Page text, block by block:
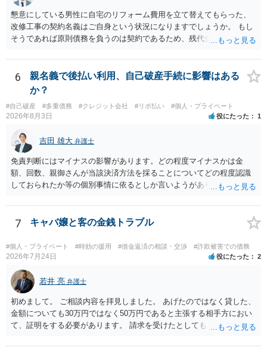
懇意にしている男性に自宅のリフォーム費用を立て替えてもらった、
改修工事の契約名義はご自身という状況になりますでしょうか。 もし
そうであれば原則債務を負うのは契約であるため、残代金を捻出して
ます。 入籍した場合でも、原則契約者が単独で全ての債務を負うこと
には変わりがありません。 なかなか対応に難しい案件であり、公開の
場でアドバイスを行うのも限界があるように思われますので、資料等
を持参のうえ個別に弁護士に相談されることをお勧めします。
6
親名義で後払い利用、自己破産手続に影響はある
か？
#自己破産 #多重債務 #クレジット会社 #リボ払い #個人・プライベート
2026年8月3日 役にたった 1
吉田 雄大 弁護士
免責判断にはマイナスの影響があります。どの程度マイナスかは金
額、回数、親御さんが当該決済方法を採ることについてどの程度認識
しておられたか等の個別事情に依るとしか言いようがありません。 と
なって相談し、善後策を考えることをお勧めします。
7 キャバ嬢と客の金銭トラブル
#個人・プライベート #時効の援用 #借金返済の相談・交渉 #詐欺被害での債務
2026年7月24日 役にたった 2
若井 亮 弁護士
初めまして。 ご相談内容を拝見しました。 あげたのではなく貸した、
金額についても30万円ではなく50万円であると主張する相手方におい
て、証明をする必要があります。 請求を受けたとしても、もらったも
れることになるでしょう。 請求があるまでは、こちらからアクション